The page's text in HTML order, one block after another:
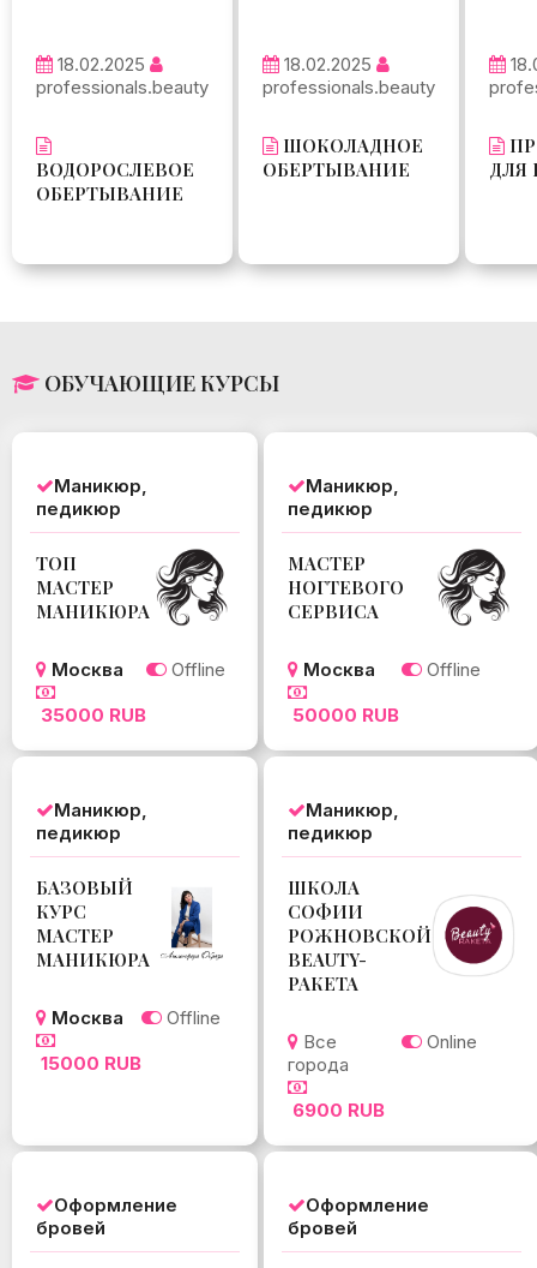
18.02.2025
professionals.beauty
ВОДОРОСЛЕВОЕ
ОБЕРТЫВАНИЕ
18.02.2025
professionals.beauty
ШОКОЛАДНОЕ
ОБЕРТЫВАНИЕ
ДЛЯ
ОБУЧАЮЩИЕ КУРСЫ
Маникюр,
педикюр
ТОП
МАСТЕР
МАНИКЮРА
Москва
Offline
35000 RUB
Маникюр,
педикюр
МАСТЕР
НОГТЕВОГО
СЕРВИСА
Москва
Offline
50000 RUB
Маникюр,
педикюр
БАЗОВЫЙ
КУРС
МАСТЕР
МАНИКЮРА
Москва
Offline
15000 RUB
Маникюр,
педикюр
ШКОЛА
СОФИИ
РОЖНОВСКОЙ
BEAUTY-
РАКЕТА
Все
города
Online
6900 RUB
Оформление
бровей
Оформление
бровей